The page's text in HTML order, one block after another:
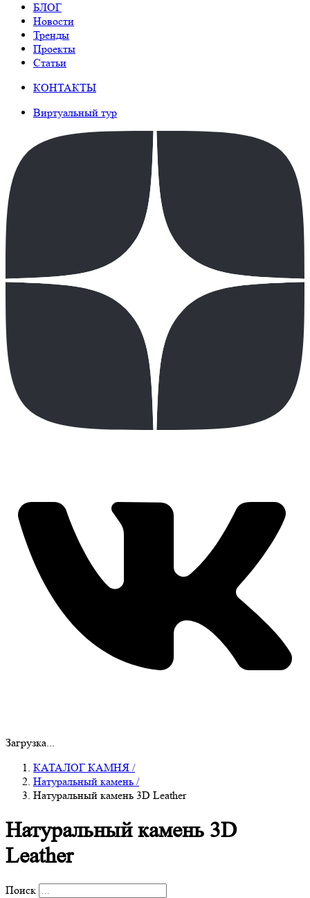
БЛОГ
Новости
Тренды
Проекты
Статьи
КОНТАКТЫ
Виртуальный тур
Загрузка...
КАТАЛОГ КАМНЯ /
Натуральный камень /
Натуральный камень 3D Leather
Натуральный камень 3D
Leather
Поиск